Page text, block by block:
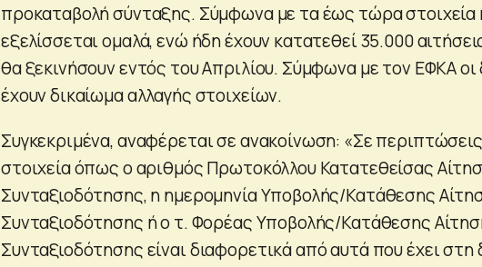
προκαταβολή σύνταξης. Σύμφωνα με τα έως τώρα στοιχεία
εξελίσσεται ομαλά, ενώ ήδη έχουν κατατεθεί 35.000
θα ξεκινήσουν εντός του Απριλίου. Σύμφωνα με τον ΕΦΚΑ οι
έχουν δικαίωμα αλλαγής στοιχείων.
Συγκεκριμένα, αναφέρεται σε ανακοίνωση: «Σε
στοιχεία όπως ο αριθμός Πρωτοκόλλου Κατατεθείσας
Συνταξιοδότησης, η ημερομηνία Υποβολής/Κατάθεσης
Συνταξιοδότησης ή o τ. Φορέας Υποβολής/Κατάθεσης
Συνταξιοδότησης είναι διαφορετικά από αυτά που έχει στη